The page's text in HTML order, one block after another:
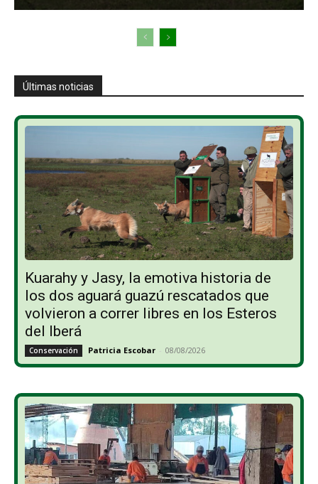
Últimas noticias
Kuarahy y Jasy, la emotiva historia de
los dos aguará guazú rescatados que
volvieron a correr libres en los Esteros
del Iberá
Conservación Patricia Escobar - 08/08/2026